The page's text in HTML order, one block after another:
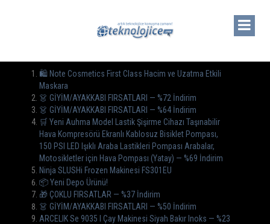
🛍️ Note Cosmetics First Class Hacim ve Uzatma Etkili
Maskara
👗 GİYİM/AYAKKABI FIRSATLARI — %72 İndirim
👗 GİYİM/AYAKKABI FIRSATLARI — %64 İndirim
🛒 Yeni Auhma Model Lastik Şişirme Cihazı Taşınabilir
Hava Kompresörü Ekranlı Kablosuz Bisiklet Pompası,
150 PSI LED Işıklı Araba Lastikleri Pompası Arabalar,
Motosikletler için Hava Pompası (Yatay) — %69 İndirim
Ninja SLUSHi Frozen Makinesi FS301EU
📦 Yeni Depo Ürünü!
🎁 ÇOKLU FIRSATLAR — %37 İndirim
👗 GİYİM/AYAKKABI FIRSATLARI — %50 İndirim
ARCELIK Se 9035 I Çay Makinesi Siyah Bakır Inoks — %23